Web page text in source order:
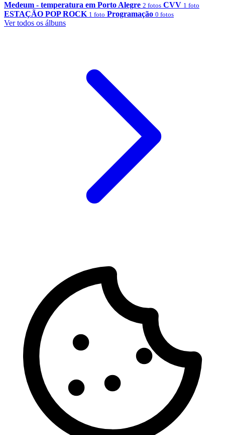
Medeum - temperatura em Porto Alegre 2 fotos CVV 1 foto
ESTAÇÃO POP ROCK 1 foto Programação 0 fotos
Ver todos os álbuns